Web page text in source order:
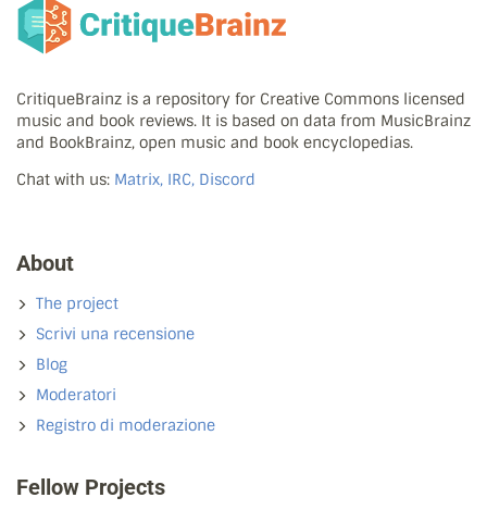
CritiqueBrainz is a repository for Creative Commons licensed
music and book reviews. It is based on data from MusicBrainz
and BookBrainz, open music and book encyclopedias.
Chat with us: Matrix, IRC, Discord
About
The project
Scrivi una recensione
Blog
Moderatori
Registro di moderazione
Fellow Projects